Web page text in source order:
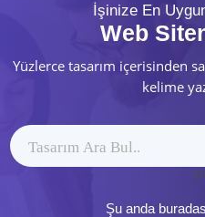
İşinize En
Web
Yüzlerce tasarım içerisinden
kelime
Şu anda